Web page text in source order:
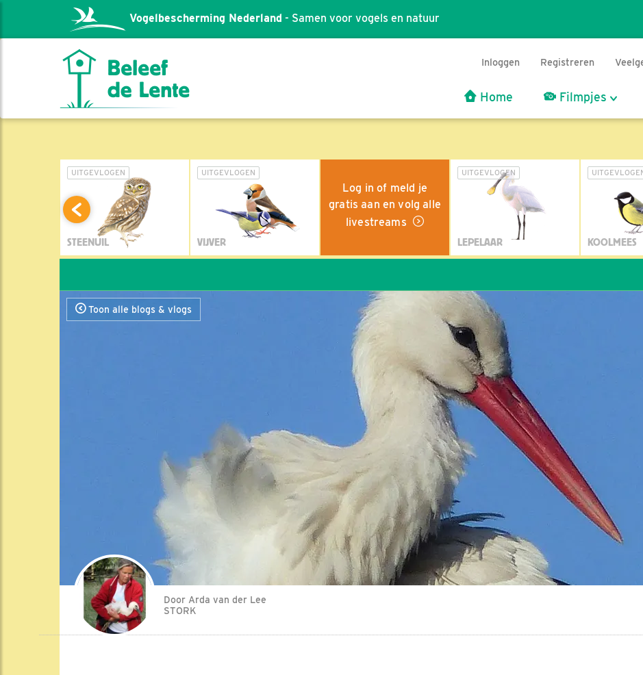
Vogelbescherming Nederland - Samen voor vogels en natuur
Inloggen Registreren
Home Filmpjes
UITGEVLOGEN
STEENUIL
UITGEVLOGEN
VIJVER
Log in of meld je
gratis aan en volg alle
livestreams
UITGEVLOGEN
LEPELAAR KOOLMEES
Toon alle blogs & vlogs
Door Arda van der Lee
STORK